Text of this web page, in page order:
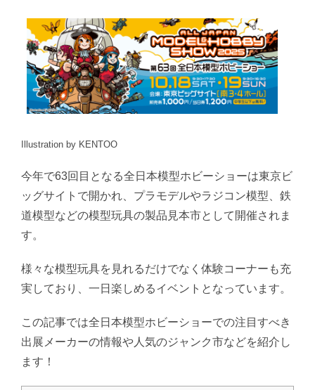
Illustration by KENTOO
今年で63回目となる全日本模型ホビーショーは東京ビ
ッグサイトで開かれ、プラモデルやラジコン模型、鉄
道模型などの模型玩具の製品見本市として開催されま
す。
様々な模型玩具を見れるだけでなく体験コーナーも充
実しており、一日楽しめるイベントとなっています。
この記事では全日本模型ホビーショーでの注目すべき
出展メーカーの情報や人気のジャンク市などを紹介し
ます！